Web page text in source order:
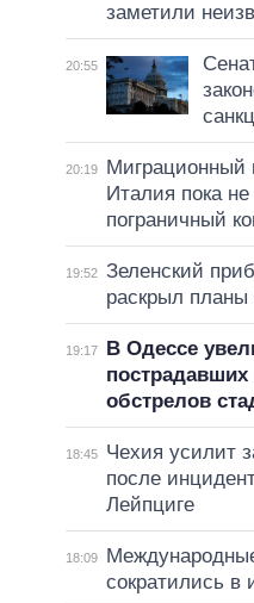
заметили
20:55
20:19
Миграционный
Италия пока
пограничный
19:52 Зеленский
раскрыл планы
19:17
В Одессе
пострадавших
обстрелов
18:45
Чехия усилит
после
Лейпциге
18:09
сократились в